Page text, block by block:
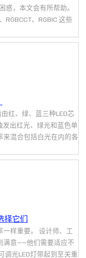
惑，本文会有所帮助。
RGBCCT、RGBIC 这些
由红、绿、蓝三种LED芯
发出红光、绿光和蓝色单
来混合包括白光在内的各
它们
一样重要。 设计师、工
满意——他们需要适应不
调光LED灯带起到至关重